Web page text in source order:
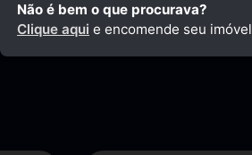
Não é bem o que procurava?
Clique aqui e encomende seu imóvel